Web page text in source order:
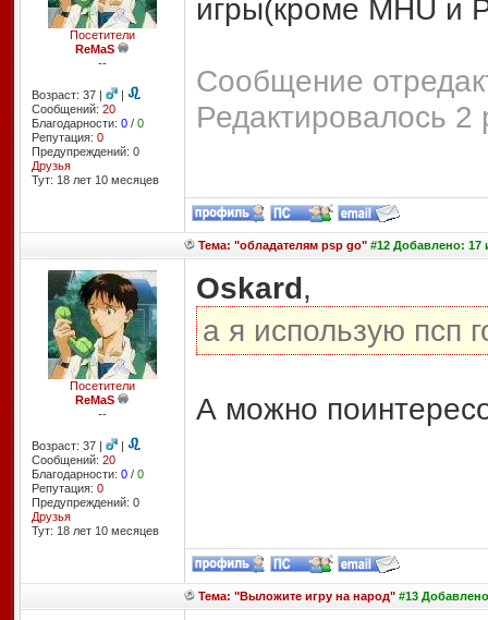
Посетители
ReMaS
--
Возраст: 37 |
|
Сообщений: 20
Благодарности: 0/ 0
Репутация: 0
Предупреждений: 0
Друзья
Тут: 18 лет 10 месяцев
игры(кроме MHU и
Сообщение
Редактировалось 2
Тема: "обладателям psp go"#12 Добавлено: 17
Посетители
ReMaS
--
Возраст: 37 |
|
Сообщений: 20
Благодарности: 0/ 0
Репутация: 0
Предупреждений: 0
Друзья
Тут: 18 лет 10 месяцев
Oskard,
а я использую псп
А можно
Тема: "Выложите игру на народ"#13